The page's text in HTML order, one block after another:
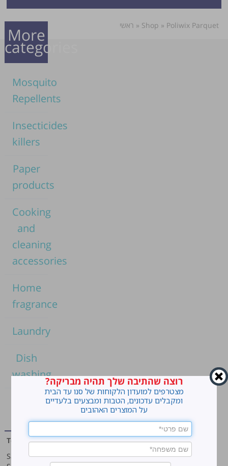
More
categories
Mosquito
Repellents
Insecticides
killers
Paper
products
Cooking
and
cleaning
accessories
Home
fragrance
Laundry
Dish
washing
cleaning
ראשי » Shop » Poliwix Parquet
Top products
Sano Javel Super Gel
Our company
About company
רוצה שהתיבה שלך תהיה מבריקה?
מצטרפים למועדון הלקוחות של סנו עד הבית
ומקבלים עדכונים, הטבות ומבצעים בלעדיים
על המוצרים האהובים